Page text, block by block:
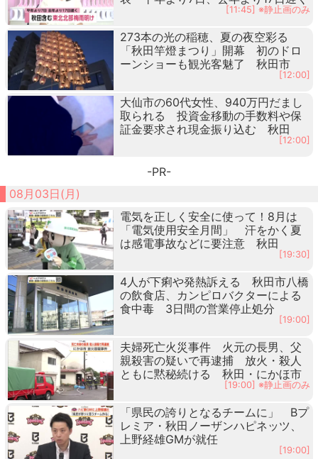
[11:45] ※静止画のみ
273本の光の稲穂、夏の夜空彩る
「秋田竿燈まつり」開幕 初のドロ
ーンショーも観光客魅了 秋田市
[12:00]
大仙市の60代女性、940万円だまし
取られる 投資金移動の手数料や保
証金要求され現金振り込む 秋田
[12:00]
-PR-
08月03日(月)
電気を正しく安全に使って！8月は
「電気使用安全月間」 汗をかく夏
は感電事故などに要注意 秋田
[19:30]
4人が下痢や発熱訴える 秋田市八橋
の飲食店、カンピロバクターによる
食中毒 3日間の営業停止処分
[19:00]
夫婦死亡火災事件 火元の長男、父
親殺害の疑いで再逮捕 放火・殺人
ともに黙秘続ける 秋田・にかほ市
[19:00] ※静止画のみ
「県民の誇りとなるチームに」 Bプ
レミア・秋田ノーザンハピネッツ、
上野経雄GMが就任
[19:00]